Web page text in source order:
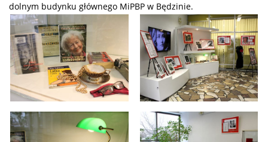
dolnym budynku głównego MiPBP w Będzinie.